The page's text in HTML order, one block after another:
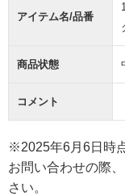
アイテム名/品番
商品状態
コメント
※2025年6月6日時
お問い合わせの際
さい。